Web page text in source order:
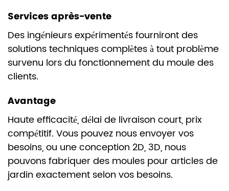
Services après-vente
Des ingénieurs expérimentés fourniront des
solutions techniques complètes à tout problème
survenu lors du fonctionnement du moule des
clients.
Avantage
Haute efficacité, délai de livraison court, prix
compétitif. Vous pouvez nous envoyer vos
besoins, ou une conception 2D, 3D, nous
pouvons fabriquer des moules pour articles de
jardin exactement selon vos besoins.